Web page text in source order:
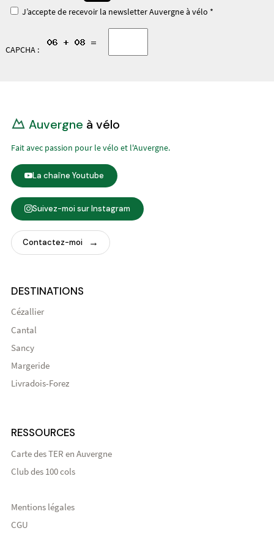
J’accepte de recevoir la newsletter Auvergne à vélo *
CAPCHA :
Auvergne à vélo
Fait avec passion pour le vélo et l'Auvergne.
La chaîne Youtube
Suivez-moi sur Instagram
Contactez-moi
DESTINATIONS
Cézallier
Cantal
Sancy
Margeride
Livradois-Forez
RESSOURCES
Carte des TER en Auvergne
Club des 100 cols
Mentions légales
CGU